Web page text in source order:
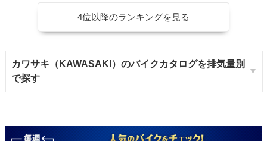
4位以降のランキングを見る
カワサキ（KAWASAKI）のバイクカタログを排気量別
で探す